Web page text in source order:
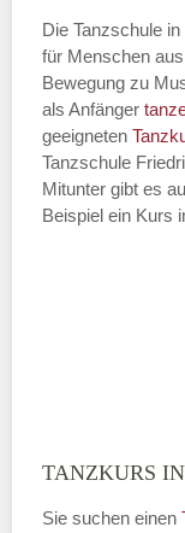
Die Tanzschule
für Menschen
Bewegung zu
als Anfänger
geeigneten
Tanzschule
Mitunter gibt es
Beispiel ein Kurs
TANZKURS
Sie suchen einen